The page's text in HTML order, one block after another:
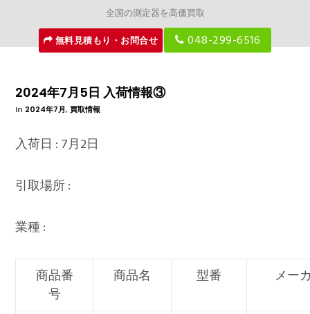
全国の測定器を高価買取
無料見積もり・お問合せ
048-299-6516
2024年7月5日 入荷情報③
In 2024年7月,買取情報
入荷日 : 7月2日
引取場所 :
業種 :
商品番
号
商品名 型番 メー